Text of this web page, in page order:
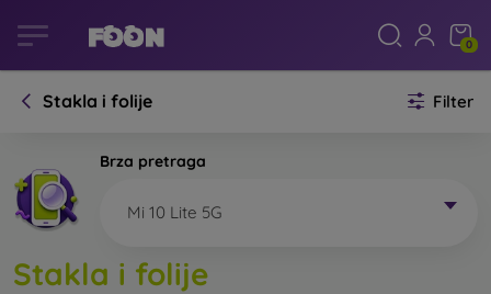
0
Stakla i folije Filter
Brza pretraga
Mi 10 Lite 5G
Stakla i folije